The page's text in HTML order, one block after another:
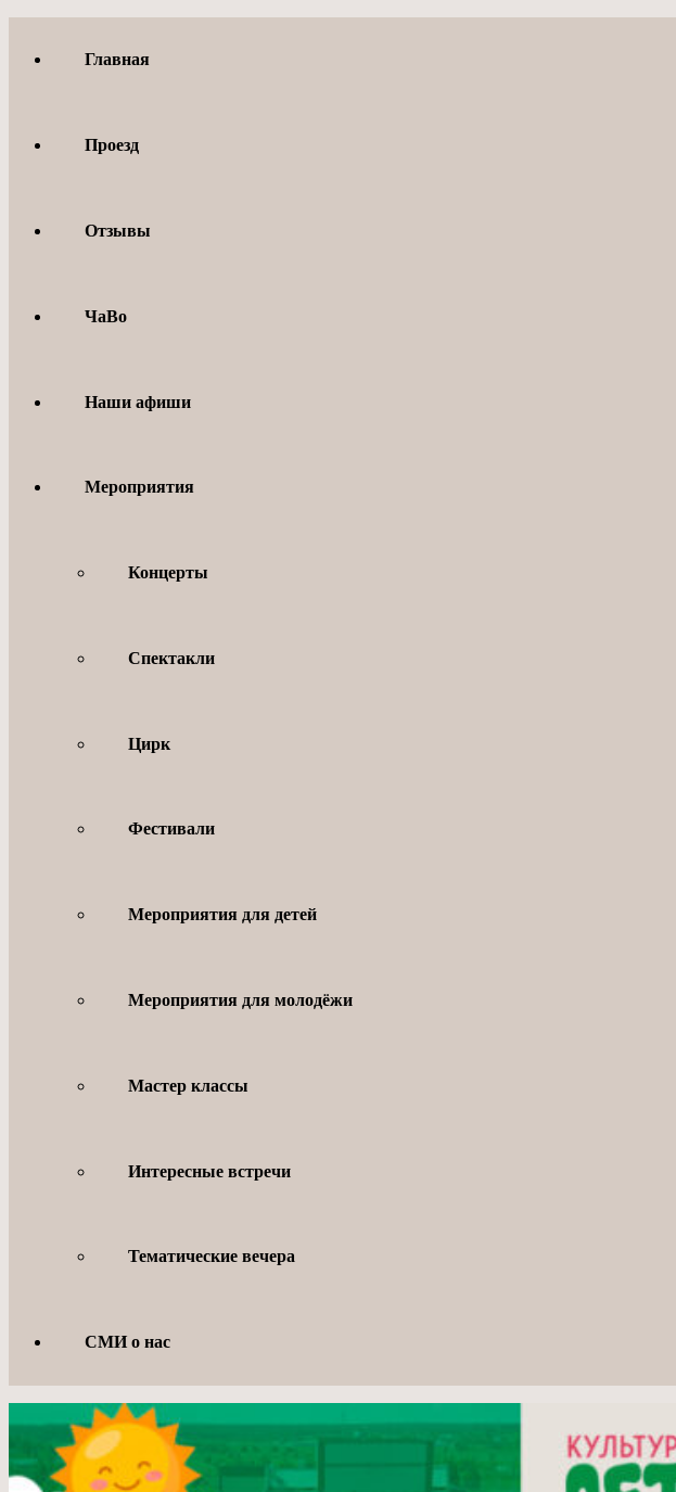
содержимомуГлавная
Проезд
Отзывы
ЧаВо
Наши афиши
Мероприятия
Концерты
Спектакли
Цирк
Фестивали
Мероприятия для детей
Мероприятия для молодёжи
Мастер классы
Интересные встречи
Тематические вечера
СМИ о нас